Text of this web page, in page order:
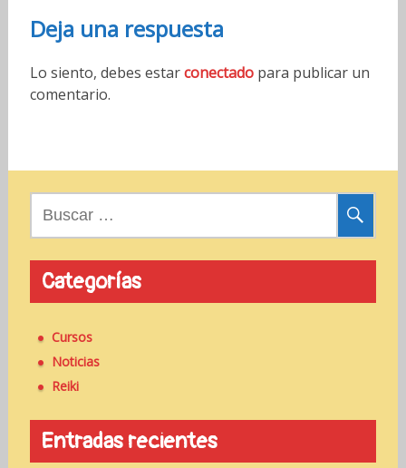
t
n
a
i
g
a
t
i
o
n
Deja una respuesta
Lo siento, debes estarconectadopara publicar un
comentario.
a
Categorías
Cursos
Noticias
Reiki
Entradas recientes